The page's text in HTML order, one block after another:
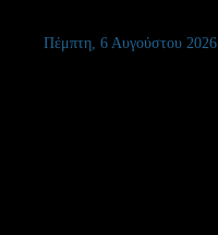
Πέμπτη, 6 Αυγούστου 2026